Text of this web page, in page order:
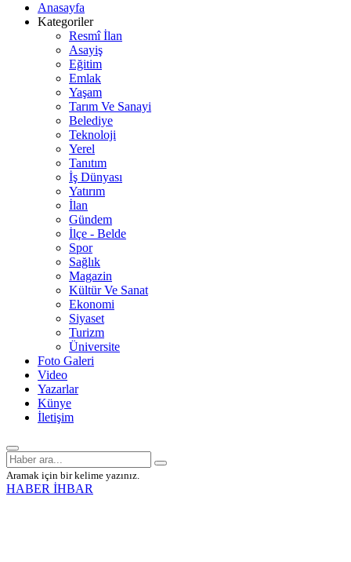
Anasayfa
Kategoriler
Resmî İlan
Asayiş
Eğitim
Emlak
Yaşam
Tarım Ve Sanayi
Belediye
Teknoloji
Yerel
Tanıtım
İş Dünyası
Yatırım
İlan
Gündem
İlçe - Belde
Spor
Sağlık
Magazin
Kültür Ve Sanat
Ekonomi
Siyaset
Turizm
Üniversite
Foto Galeri
Video
Yazarlar
Künye
İletişim
Aramak için bir kelime yazınız.
HABER İHBAR